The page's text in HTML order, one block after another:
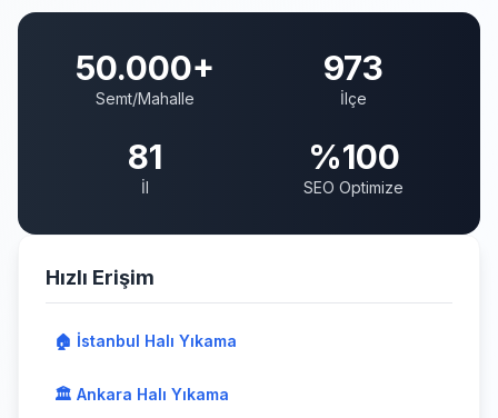
50.000+
Semt/Mahalle
973
İlçe
81
İl
%100
SEO Optimize
Hızlı Erişim
🏠 İstanbul Halı Yıkama
🏛️ Ankara Halı Yıkama